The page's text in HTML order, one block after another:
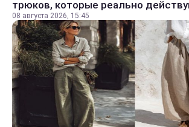
трюков, которые реально
08 августа 2026, 15:45